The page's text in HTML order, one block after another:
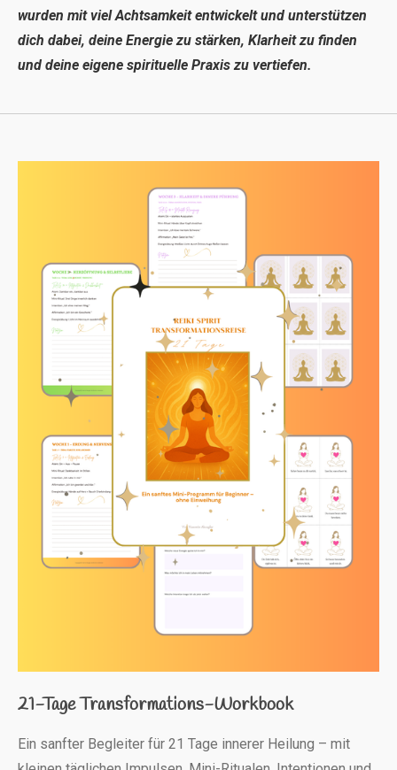
wurden mit viel Achtsamkeit entwickelt und unterstützen
dich dabei, deine Energie zu stärken, Klarheit zu finden
und deine eigene spirituelle Praxis zu vertiefen.
21-Tage Transformations-Workbook
Ein sanfter Begleiter für 21 Tage innerer Heilung – mit